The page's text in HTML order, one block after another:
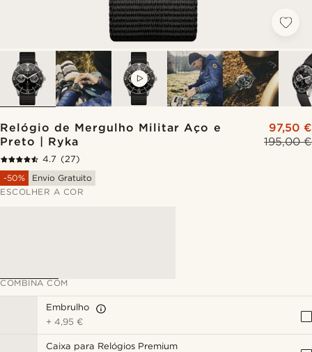
Relógio de Mergulho Militar Aço e
Preto | Ryka
195,00 €
97,50 €
4.7 (27)
-50%
Envio Gratuito
ESCOLHER A COR
COMBINA COM
Embrulho
+4,95 €
Caixa para Relógios Premium